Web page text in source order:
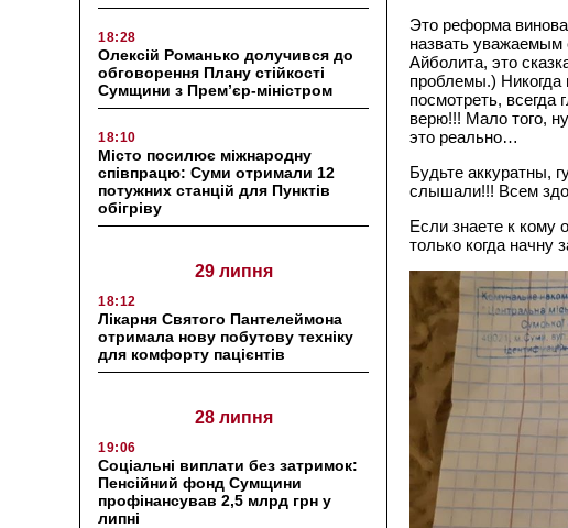
18:28
Олексій Романько долучився до
обговорення Плану стійкості
Сумщини з Прем’єр-міністром
18:10
Місто посилює міжнародну
співпрацю: Суми отримали 12
потужних станцій для Пунктів
обігріву
29 липня
18:12
Лікарня Святого Пантелеймона
отримала нову побутову техніку
для комфорту пацієнтів
28 липня
19:06
Соціальні виплати без затримок:
Пенсійний фонд Сумщини
профінансував 2,5 млрд грн у
липні
Это реформа
назвать уважаемым
Айболита, это
проблемы.) Никогда
посмотреть,
верю!!! Мало того,
это реально…
Будьте аккуратны,
слышали!!! Всем
Если знаете к кому
только когда начну